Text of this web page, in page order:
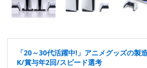
「20～30代活躍中!」アニメグッズの製
K/賞与年2回/スピード選考